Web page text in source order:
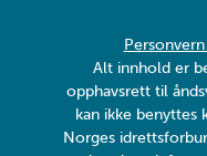
Alt innhold er
opphavsrett til
kan ikke benyttes
Norges